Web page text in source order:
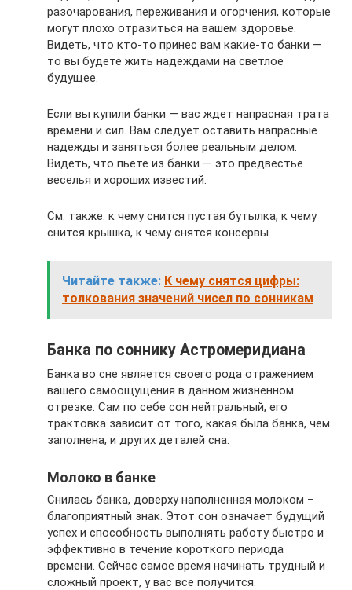
разочарования, переживания и огорчения, которые
могут плохо отразиться на вашем здоровье.
Видеть, что кто-то принес вам какие-то банки —
то вы будете жить надеждами на светлое
будущее.
Если вы купили банки — вас ждет напрасная трата
времени и сил. Вам следует оставить напрасные
надежды и заняться более реальным делом.
Видеть, что пьете из банки — это предвестье
веселья и хороших известий.
См. также: к чему снится пустая бутылка, к чему
снится крышка, к чему снятся консервы.
Читайте также: К чему снятся цифры:
толкования значений чисел по сонникам
Банка по соннику Астромеридиана
Банка во сне является своего рода отражением
вашего самоощущения в данном жизненном
отрезке. Сам по себе сон нейтральный, его
трактовка зависит от того, какая была банка, чем
заполнена, и других деталей сна.
Молоко в банке
Снилась банка, доверху наполненная молоком –
благоприятный знак. Этот сон означает будущий
успех и способность выполнять работу быстро и
эффективно в течение короткого периода
времени. Сейчас самое время начинать трудный и
сложный проект, у вас все получится.